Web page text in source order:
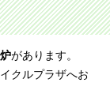
があります。
クルプラザへお